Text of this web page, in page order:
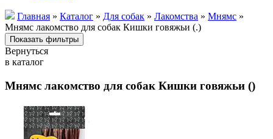
Главная » Каталог » Для собак » Лакомства » Мнямс »
Мнямс лакомство для собак Кишки говяжьи (.)
Вернуться
в каталог
Мнямс лакомство для собак Кишки говяжьи ()